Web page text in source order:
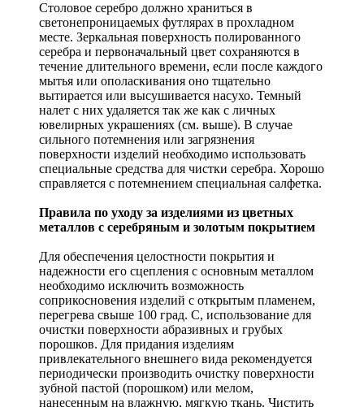
Столовое серебро должно храниться в
светонепроницаемых футлярах в прохладном
месте. Зеркальная поверхность полированного
серебра и первоначальный цвет сохраняются в
течение длительного времени, если после каждого
мытья или ополаскивания оно тщательно
вытирается или высушивается насухо. Темный
налет с них удаляется так же как с личных
ювелирных украшениях (см. выше). В случае
сильного потемнения или загрязнения
поверхности изделий необходимо использовать
специальные средства для чистки серебра. Хорошо
справляется с потемнением специальная салфетка.
Правила по уходу за изделиями из цветных
металлов с серебряным и золотым покрытием
Для обеспечения целостности покрытия и
надежности его сцепления с основным металлом
необходимо исключить возможность
соприкосновения изделий с открытым пламенем,
перегрева свыше 100 град. С, использование для
очистки поверхности абразивных и грубых
порошков. Для придания изделиям
привлекательного внешнего вида рекомендуется
периодически производить очистку поверхности
зубной пастой (порошком) или мелом,
нанесенным на влажную, мягкую ткань. Чистить